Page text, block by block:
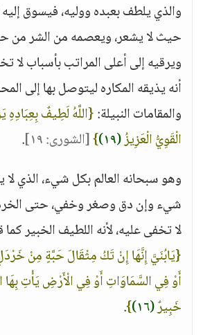
والذي يلطف بعبده ووليه، فيسوق
حيث لا يشعر، ويعصمه من الشر من
ويرقيه إلى أعلى المراتب بأسباب لا
أنه يذيقه المكاره ليتوصل بها إلى
والمقامات النبيلة:{اللَّهُ لَطِيفٌ
الْقَوِيُّ الْعَزِيزُ(١٩) }[الشورى: ١٩]
.
وهو سبحانه العالم بكل شيء، الذي لا
شيء وإن دق وصغر وخفي، حتى
لا تخفى عليه، لأنه اللطيف الخبير
{يَابُنَيَّ إِنَّهَا إِنْ تَكُ مِثْقَالَ حَبَّةٍ مِنْ
أَوْ فِي السَّمَاوَاتِ أَوْ فِي الْأَرْضِ يَأْتِ بِهَا
خَبِيرٌ(١٦) }
.